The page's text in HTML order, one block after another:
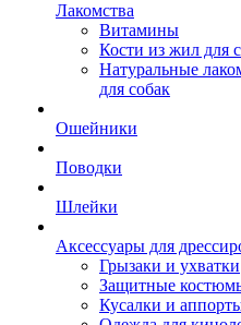
Лакомства
Витамины
Кости из жил для
Натуральные
для собак
Ошейники
Поводки
Шлейки
Аксессуары для
Грызаки и ухватки
Защитные
Кусалки и